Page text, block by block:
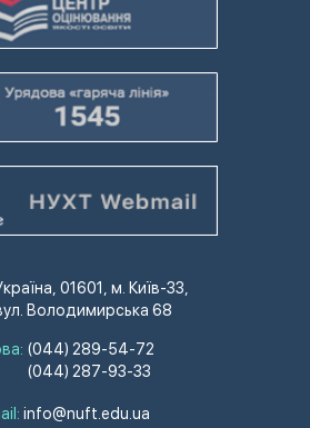
01601, м. Київ-33,
Володимирська 68
(044) 289-54-72
(044) 287-93-33
info@nuft.edu.ua